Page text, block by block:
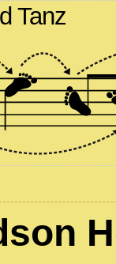
Tanz